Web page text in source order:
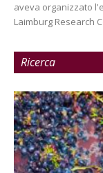
aveva organizzato
Laimburg Research
Ricerca